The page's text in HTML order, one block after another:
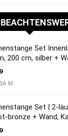
Set
200 cm, silber +
M
Set | 2-
bronze + Wand,